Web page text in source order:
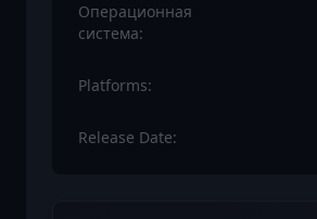
Операционная
система:
Platforms:
Release Date: